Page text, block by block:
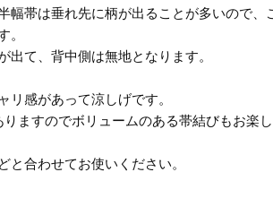
幅帯は垂れ先に柄が出ることが多いので、
。
出て、背中側は無地となります。
リ感があって涼しげです。
ますのでボリュームのある帯結びもお楽し
と合わせてお使いください。